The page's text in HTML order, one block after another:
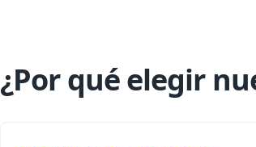
¿Por qué elegir